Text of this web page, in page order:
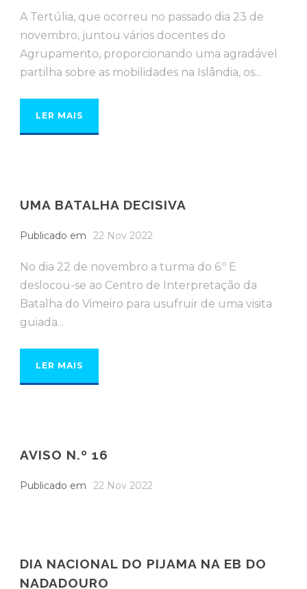
A Tertúlia, que ocorreu no passado dia 23 de
novembro, juntou vários docentes do
Agrupamento, proporcionando uma agradável
partilha sobre as mobilidades na Islândia, os...
LER MAIS
UMA BATALHA DECISIVA
Publicado em 22 Nov 2022
No dia 22 de novembro a turma do 6.º E
deslocou-se ao Centro de Interpretação da
Batalha do Vimeiro para usufruir de uma visita
guiada...
LER MAIS
AVISO N.º 16
Publicado em 22 Nov 2022
DIA NACIONAL DO PIJAMA NA EB DO
NADADOURO